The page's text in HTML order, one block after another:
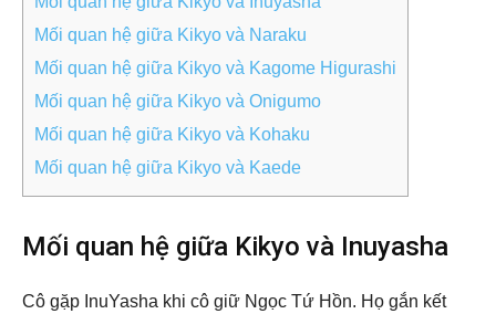
Mối quan hệ giữa Kikyo và Naraku
Mối quan hệ giữa Kikyo và Kagome Higurashi
Mối quan hệ giữa Kikyo và Onigumo
Mối quan hệ giữa Kikyo và Kohaku
Mối quan hệ giữa Kikyo và Kaede
Mối quan hệ giữa Kikyo và Inuyasha
Cô gặp InuYasha khi cô giữ Ngọc Tứ Hồn. Họ gắn kết